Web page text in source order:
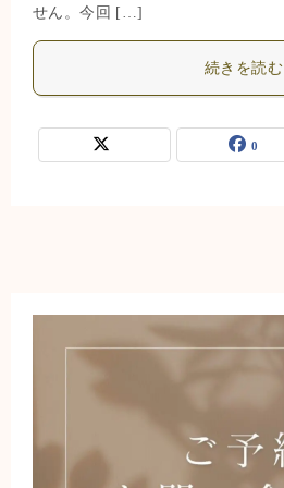
せん。今回 […]
続きを読む
0